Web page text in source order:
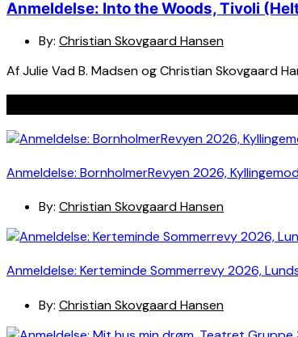
Anmeldelse: Into the Woods, Tivoli
By: Christian Skovgaard Hansen
Af Julie Vad B. Madsen og Christian Skovgaard
Anmeldelse: BornholmerRevyen 2026,
By: Christian Skovgaard Hansen
Anmeldelse: Kerteminde Sommerrevy 2026,
By: Christian Skovgaard Hansen